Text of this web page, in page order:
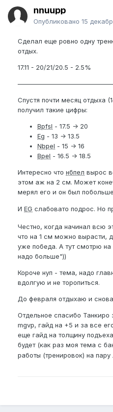
nnuupp
Опубликовано 15
Сделал еще ровно одну
отдых.
17.11 - 20/21/20.5 - 2.5%
Спустя почти месяц отдыха
получил такие цифры:
Bpfsl - 17.5 -> 20
Eg - 13 -> 13.5
Nbpel - 15 -> 16
Bpel - 16.5 -> 18.5
Интересно что нбпел вырос
этом аж на 2 см. Может
мерял его и он был
И EG слабовато подрос. Но
Честно, когда начинал всю
что на 1 см можно вырасти,
уже победа. А тут смотрю
надо больше"))
Короче нуп - тема, надо
вдолгую и не торопиться.
До февраля отдыхаю и
Отдельное спасибо
mgvp, гайд на +5 и за все
еще гайд на толщину
будет (как раз моя тема с
работы (тренировок) на